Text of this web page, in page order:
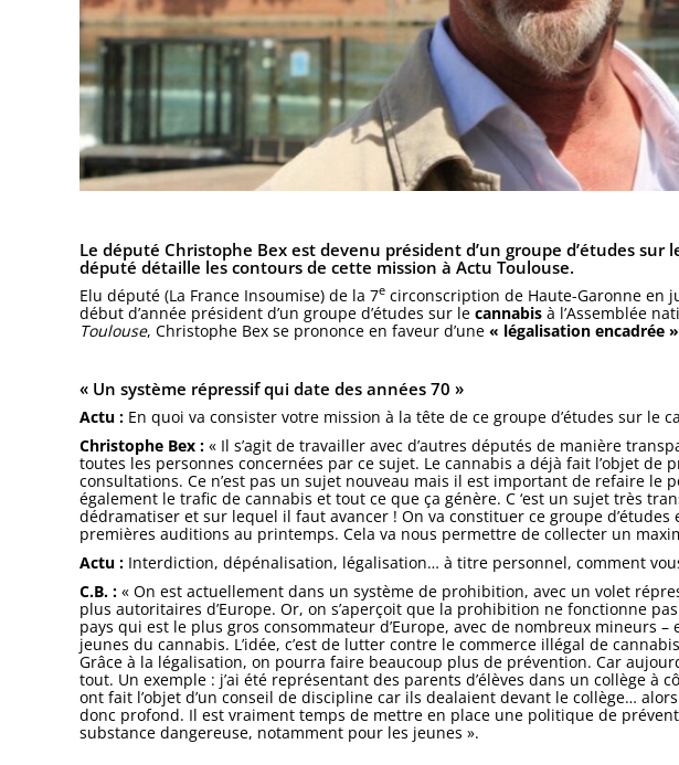
Le député Christophe Bex est devenu président d’un groupe d’études sur
député détaille les contours de cette mission à Actu Toulouse.
Elu député (La France Insoumise) de la 7e circonscription de Haute-Garonne en
début d’année président d’un groupe d’études sur le cannabis à l’Assemblée
Toulouse, Christophe Bex se prononce en faveur d’une « légalisation encadrée »
« Un système répressif qui date des années 70 »
Actu : En quoi va consister votre mission à la tête de ce groupe d’études sur le
Christophe Bex : « Il s’agit de travailler avec d’autres députés de manière
toutes les personnes concernées par ce sujet. Le cannabis a déjà fait l’objet de
consultations. Ce n’est pas un sujet nouveau mais il est important de refaire
également le trafic de cannabis et tout ce que ça génère. C ‘est un sujet très
dédramatiser et sur lequel il faut avancer ! On va constituer ce groupe
premières auditions au printemps. Cela va nous permettre de collecter un
Actu : Interdiction, dépénalisation, légalisation… à titre personnel, comment
C.B. : « On est actuellement dans un système de prohibition, avec un volet
plus autoritaires d’Europe. Or, on s’aperçoit que la prohibition ne fonctionne
pays qui est le plus gros consommateur d’Europe, avec de nombreux mineurs
jeunes du cannabis. L’idée, c’est de lutter contre le commerce illégal de
Grâce à la légalisation, on pourra faire beaucoup plus de prévention. Car
tout. Un exemple : j’ai été représentant des parents d’élèves dans un collège à
ont fait l’objet d’un conseil de discipline car ils dealaient devant le collège…
donc profond. Il est vraiment temps de mettre en place une politique de
substance dangereuse, notamment pour les jeunes ».